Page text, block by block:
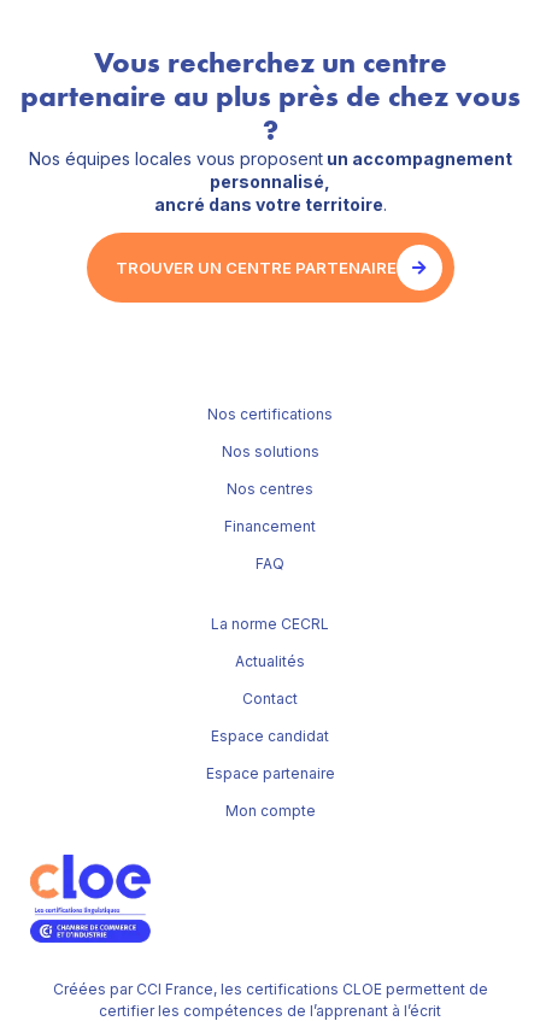
Vous recherchez un centre
partenaire au plus près de chez vous
?
Nos équipes locales vous proposentun accompagnement
personnalisé,
ancré dans votre territoire.
TROUVER UN CENTRE PARTENAIRE
Créées par CCI France, les certifications CLOE permettent de
certifier les compétences de l’apprenant à l’écrit
Nos certifications
Nos solutions
Nos centres
Financement
FAQ
La norme CECRL
Actualités
Contact
Espace candidat
Espace partenaire
Mon compte